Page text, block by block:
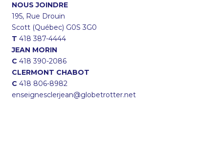
NOUS JOINDRE
195, Rue Drouin
Scott (Québec) G0S 3G0
T 418 387-4444
JEAN MORIN
C 418 390-2086
CLERMONT CHABOT
C 418 806-8982
enseignesclerjean@globetrotter.net